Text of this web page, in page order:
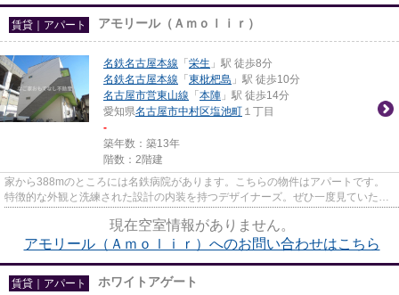
賃貸｜アパート アモリール（Ａｍｏｌｉｒ）
名鉄名古屋本線 「 栄生 」駅 徒歩8分
名鉄名古屋本線 「 東枇杷島 」駅 徒歩10分
名古屋市営東山線 「 本陣 」駅 徒歩14分
愛知県名古屋市中村区塩池町 １丁目
-
築年数：築13年
階数：2階建
家から388mのところには名鉄病院があります。こちらの物件はアパートです。
特徴的な外観と洗練された設計の内装を持つデザイナーズ。ぜひ一度見ていただ
現在空室情報がありません。
アモリール（Ａｍｏｌｉｒ）へのお問い合わせはこちら
賃貸｜アパート ホワイトアゲート